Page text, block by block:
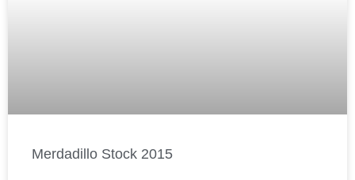
Merdadillo Stock 2015